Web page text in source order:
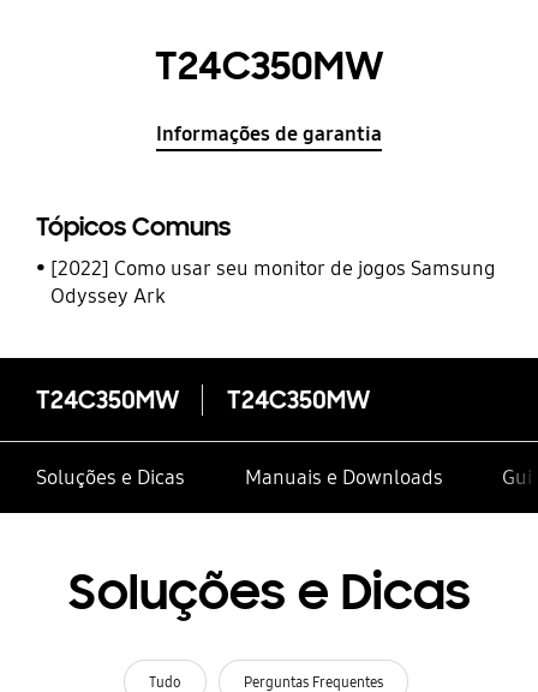
T24C350MW
Informações de garantia
Tópicos Comuns
[2022] Como usar seu monitor de jogos Samsung
Odyssey Ark
T24C350MW T24C350MW
Soluções e Dicas Manuais e Downloads
Soluções e Dicas
Tudo Perguntas Frequentes